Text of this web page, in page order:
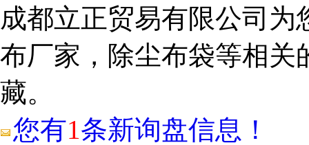
成都立正贸易有限公司为
布厂家，除尘布袋等相关
藏。
您有1条新询盘信息！